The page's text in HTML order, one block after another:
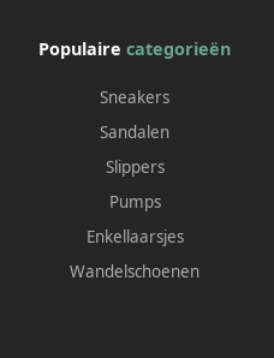
Populaire categorieën
Sneakers
Sandalen
Slippers
Pumps
Enkellaarsjes
Wandelschoenen